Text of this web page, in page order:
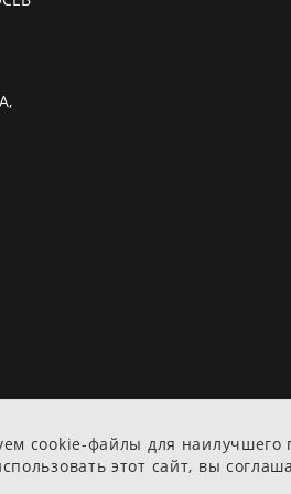
cookie-файлы для наилучшего
этот сайт, вы